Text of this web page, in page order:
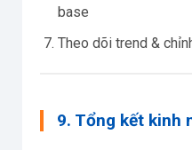
base
Theo dõi trend &
9. Tổng kết kinh